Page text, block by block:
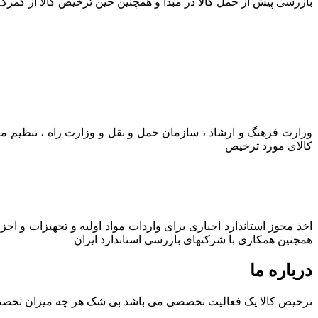
وزارت فرهنگ و ارشاد ، سازمان حمل و نقل و وزارت راه ، تنظیم
کالای مورد ترخیص
اخذ مجوز استاندارد اجباری برای واردات مواد اولیه و تجهیزات
همچنین همکاری با شرکتهای بازرسی استاندارد ایران
درباره ما
ترخیص کالا یک فعالیت تخصصی می باشد بی شک هر چه میزان تخصص و